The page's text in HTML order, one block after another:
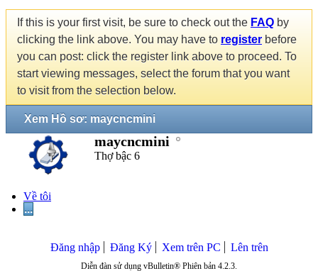
If this is your first visit, be sure to check out the FAQ by
clicking the link above. You may have to register before
you can post: click the register link above to proceed. To
start viewing messages, select the forum that you want
to visit from the selection below.
Xem Hồ sơ: maycncmini
maycncmini
Thợ bậc 6
Về tôi
...
Đăng nhập Đăng Ký Xem trên PC Lên trên
Diễn đàn sử dụng vBulletin® Phiên bản 4.2.3.